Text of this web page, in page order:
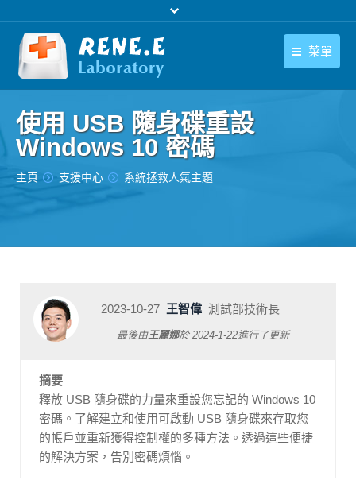
菜單
下載中心
購買
使用 USB 隨身碟重設
Windows 10 密碼
您在此处：
主頁 支援中心 系統拯救人氣主題
2023-10-27 王智偉 測試部技術長
最後由王麗娜於2024-1-22進行了更新
摘要
釋放 USB 隨身碟的力量來重設您忘記的 Windows 10
密碼。了解建立和使用可啟動 USB 隨身碟來存取您
的帳戶並重新獲得控制權的多種方法。透過這些便捷
的解決方案，告別密碼煩惱。